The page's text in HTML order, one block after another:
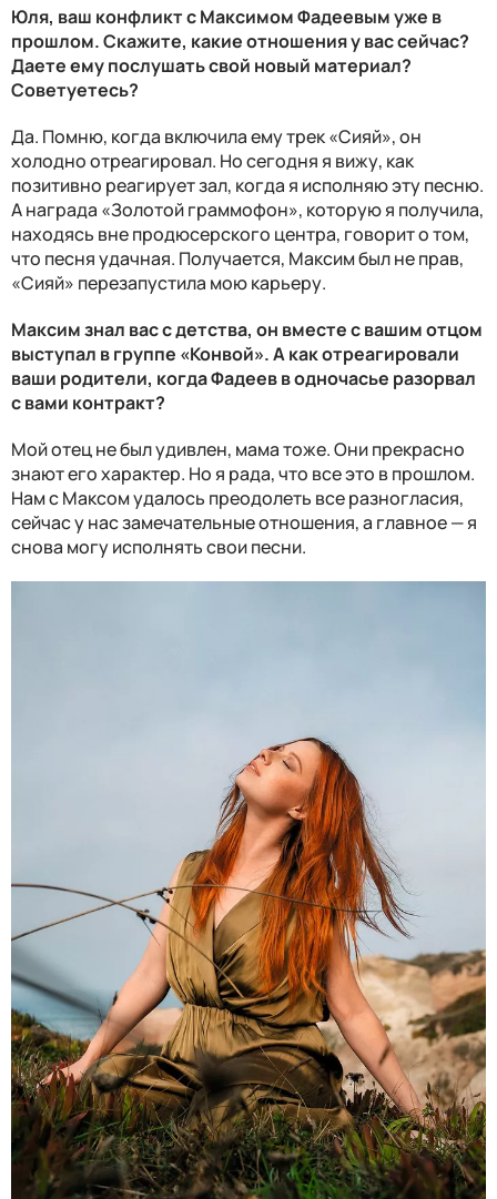
Юля, ваш конфликт с Максимом Фадеевым уже в
прошлом. Скажите, какие отношения у вас сейчас?
Даете ему послушать свой новый материал?
Советуетесь?
Да. Помню, когда включила ему трек «Сияй», он
холодно отреагировал. Но сегодня я вижу, как
позитивно реагирует зал, когда я исполняю эту песню.
А награда «Золотой граммофон», которую я получила,
находясь вне продюсерского центра, говорит о том,
что песня удачная. Получается, Максим был не прав,
«Сияй» перезапустила мою карьеру.
Максим знал вас с детства, он вместе с вашим отцом
выступал в группе «Конвой». А как отреагировали
ваши родители, когда Фадеев в одночасье разорвал
с вами контракт?
Мой отец не был удивлен, мама тоже. Они прекрасно
знают его характер. Но я рада, что все это в прошлом.
Нам с Максом удалось преодолеть все разногласия,
сейчас у нас замечательные отношения, а главное — я
снова могу исполнять свои песни.